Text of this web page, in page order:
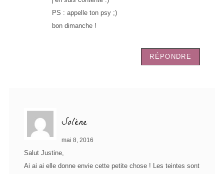
PS : appelle ton psy ;)
bon dimanche !
RÉPONDRE
Solène
mai 8, 2016
Salut Justine,
Ai ai ai elle donne envie cette petite chose ! Les teintes sont